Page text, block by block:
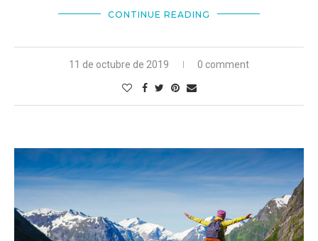
CONTINUE READING
11 de octubre de 2019 0 comment